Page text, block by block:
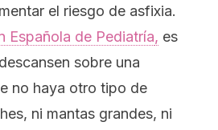
el riesgo de asfixia.
Española de Pediatría, es
sobre una
no haya otro tipo de
ni mantas grandes, ni